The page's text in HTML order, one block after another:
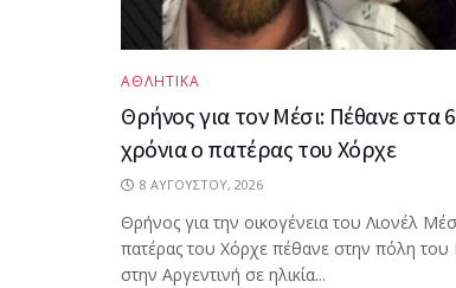
ΑΘΛΗΤΙΚΑ
Θρήνος για τον Μέσι: Πέθανε στα
χρόνια ο πατέρας του Χόρχε
8 ΑΥΓΟΎΣΤΟΥ, 2026
Θρήνος για την οικογένεια του Λιονέλ
πατέρας του Χόρχε πέθανε στην πόλη του
στην Αργεντινή σε ηλικία...